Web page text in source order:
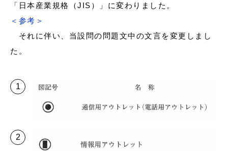
「日本産業規格（JIS）」に変わりました。
＜参考＞
それに伴い、当設問の問題文中の文言を変更しまし
た。